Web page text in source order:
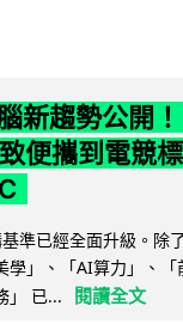
新趨勢公開
便攜到電競
準已經全面升級。除
學」、「AI算力」、「
」 已...
閱讀全文